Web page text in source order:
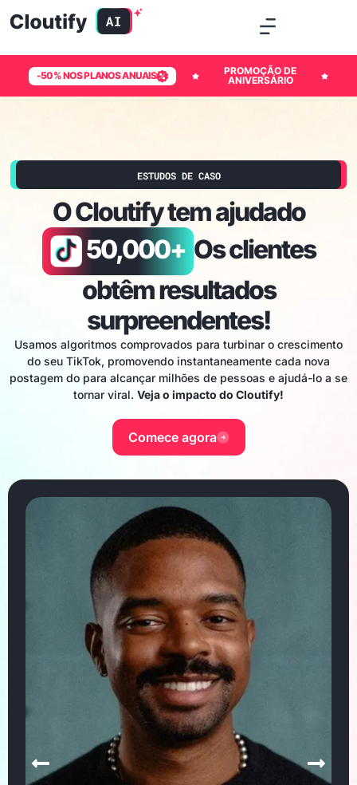
-50% NOS PLANOS ANUAIS
PROMOÇÃO DE
ANIVERSÁRIO
ESTUDOS DE CASO
O Cloutify tem ajudado
50,000+ Os clientes
obtêm resultados
surpreendentes!
Usamos algoritmos comprovados para turbinar o crescimento
do seu TikTok, promovendo instantaneamente cada nova
postagem do para alcançar milhões de pessoas e ajudá-lo a se
tornar viral. Veja o impacto do Cloutify!
Comece agora